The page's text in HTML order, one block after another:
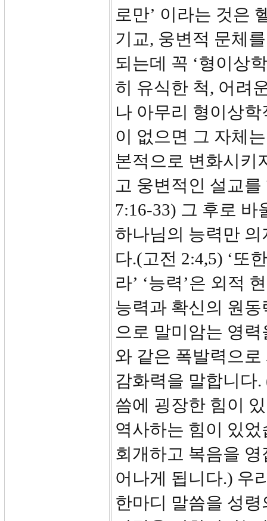
로만’ 이라는 것은
기교, 웅변적 문체
되는데 꼭 ‘형이상
히 유식한 척, 어려
나 아무리 형이상
이 없으면 그 자체
본적으로 변화시키
고 웅변적인 설교
7:16-33) 그 후로
하나님의 능력만
다.(고전 2:4,5) ‘또
라’ ‘능력’은 외적
능력과 확신의 원동
으로 말미암는 영
와 같은 폭발력으
감화력을 말합니다
씀에 굉장한 힘이
역사하는 힘이 있
회개하고 복음을
어나게 됩니다.) 우
한마디 말씀을 성